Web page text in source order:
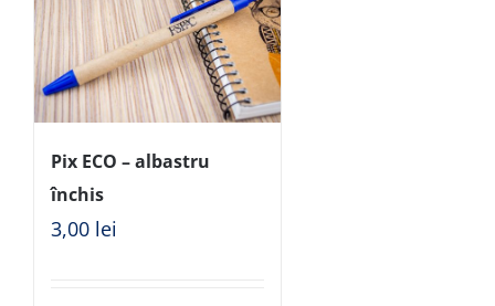
Pix ECO – albastru
închis
3,00 lei